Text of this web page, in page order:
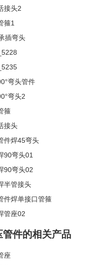
接头2
箍1
插弯头
弯头管件
弯头2
箍
接头
件焊45弯头
90弯头01
90弯头02
半管接头
件焊单接口管箍
管座02
管件的相关产品
座